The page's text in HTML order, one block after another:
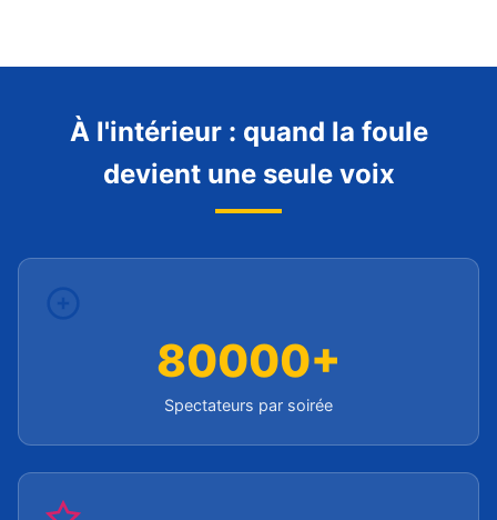
À l'intérieur : quand la foule
devient une seule voix
80000+
Spectateurs par soirée